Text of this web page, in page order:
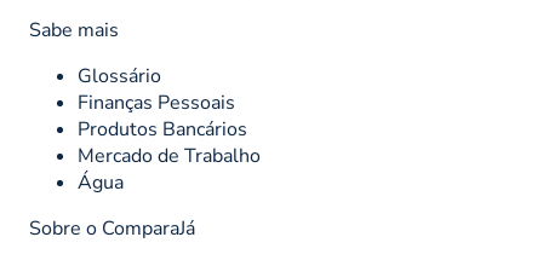
Sabe mais
Glossário
Finanças Pessoais
Produtos Bancários
Mercado de Trabalho
Água
Sobre o ComparaJá